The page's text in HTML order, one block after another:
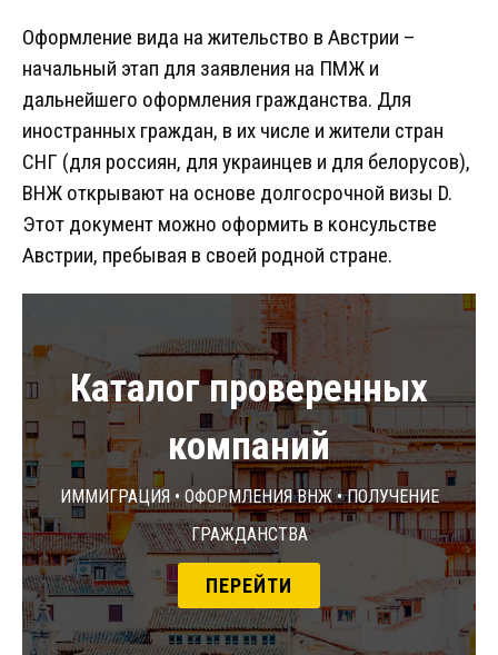
Оформление вида на жительство в Австрии –
начальный этап для заявления на ПМЖ и
дальнейшего оформления гражданства. Для
иностранных граждан, в их числе и жители стран
СНГ (для россиян, для украинцев и для белорусов),
ВНЖ открывают на основе долгосрочной визы D.
Этот документ можно оформить в консульстве
Австрии, пребывая в своей родной стране.
Каталог проверенных
компаний
Иммиграция • Оформления ВНЖ • Получение
гражданства
ПЕРЕЙТИ